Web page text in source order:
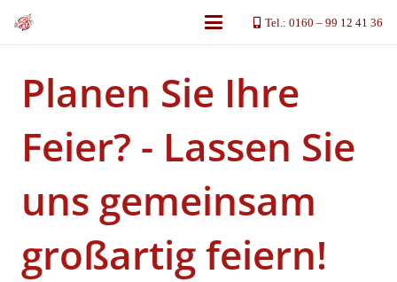
Tel.: 0160 – 99 12 41 36
Planen Sie Ihre
Feier? - Lassen Sie
uns gemeinsam
großartig feiern!